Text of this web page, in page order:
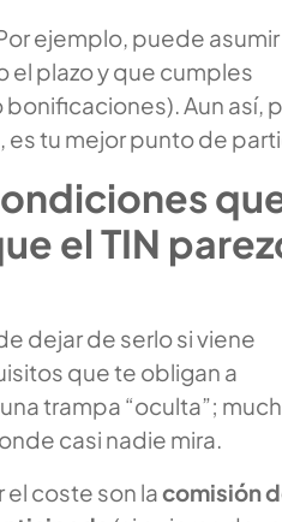
ejemplo, puede asumir
plazo y que cumples
Aun así,
es tu mejor punto de
el TIN
dejar de serlo si viene
que te obligan a
trampa “oculta”;
casi nadie mira.
coste son lacomisión